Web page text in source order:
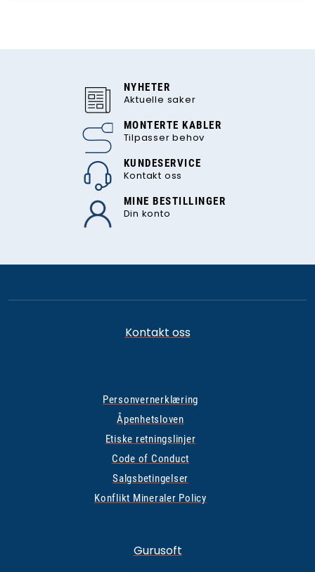
NYHETER
Aktuelle saker
MONTERTE KABLER
Tilpasser behov
KUNDESERVICE
Kontakt oss
MINE BESTILLINGER
Din konto
Kontakt oss
Personvernerklæring
Åpenhetsloven
Etiske retningslinjer
Code of Conduct
Salgsbetingelser
Konflikt Mineraler Policy
Gurusoft